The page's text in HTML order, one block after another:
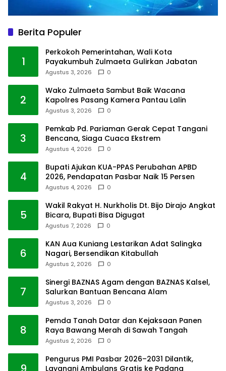
Berita Populer
1
Perkokoh Pemerintahan, Wali Kota
Payakumbuh Zulmaeta Gulirkan Jabatan
Agustus 3, 2026 0
2
Wako Zulmaeta Sambut Baik Wacana
Kapolres Pasang Kamera Pantau Lalin
Agustus 3, 2026 0
3
Pemkab Pd. Pariaman Gerak Cepat Tangani
Bencana, Siaga Cuaca Ekstrem
Agustus 4, 2026 0
4
Bupati Ajukan KUA-PPAS Perubahan APBD
2026, Pendapatan Pasbar Naik 15 Persen
Agustus 4, 2026 0
5
Wakil Rakyat H. Nurkholis Dt. Bijo Dirajo Angkat
Bicara, Bupati Bisa Digugat
Agustus 7, 2026 0
6
KAN Aua Kuniang Lestarikan Adat Salingka
Nagari, Bersendikan Kitabullah
Agustus 2, 2026 0
7
Sinergi BAZNAS Agam dengan BAZNAS Kalsel,
Salurkan Bantuan Bencana Alam
Agustus 3, 2026 0
8
Pemda Tanah Datar dan Kejaksaan Panen
Raya Bawang Merah di Sawah Tangah
Agustus 2, 2026 0
Pengurus PMI Pasbar 2026–2031 Dilantik,
Layanani Ambulans Gratis ke Padang